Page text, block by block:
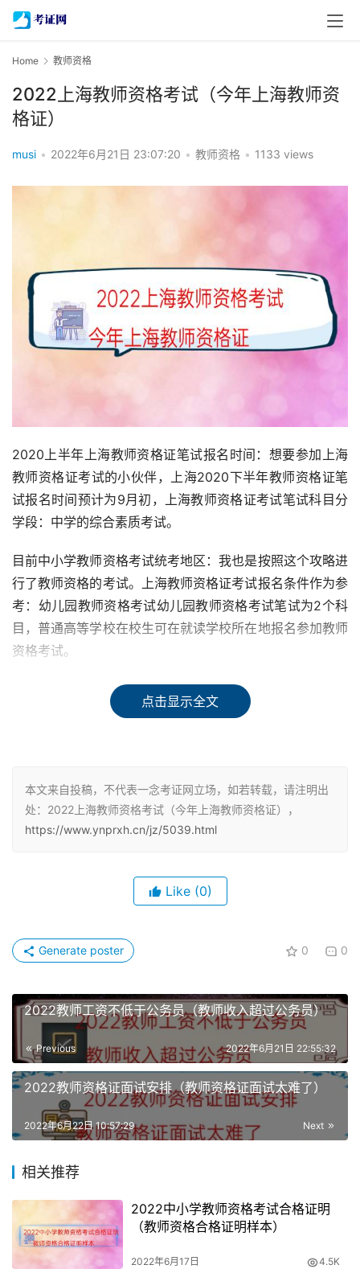
Home 教师资格
2022上海教师资格考试（今年上海教师资
格证）
musi • 2022年6月21日 23:07:20 • 教师资格 • 1133 views
2020上半年上海教师资格证笔试报名时间：想要参加上海
教师资格证考试的小伙伴，上海2020下半年教师资格证笔
试报名时间预计为9月初，上海教师资格证考试笔试科目分
学段：中学的综合素质考试。
目前中小学教师资格考试统考地区：我也是按照这个攻略进
行了教师资格的考试。上海教师资格证考试报名条件作为参
考：幼儿园教师资格考试幼儿园教师资格考试笔试为2个科
目，普通高等学校在校生可在就读学校所在地报名参加教师
资格考试。
2020年上海教师资格证笔试报名流程上海教师资格证考试
是全国统考，认定通过后就可以获得教师资格证。中小学教
教师资格考试合格证明有效期为3年。上海教师资格证考试
内容如上，2020年上海中小学教师资格考试笔试报名时
间：2020年上海教师资格证准考证打印时间2019下半年上
教师资格考试合格证明是考生申请认定教师资格的必备条
所有申请中学教师资格考试人员考的一样的。各省份2020
育主管部门申请教师资格认定。
2019上半年上海市中小学教师资格考试面试公告2020上半
年上海市中小学教师资格考试（笔试）报名公告幼儿园教师
资格考试笔试科目一为“综合素质”，教师资格考试科目如下
上海教师资格证考试笔试报名费用按每人每科目考试费40
元。
下：2012年上海市中小学和幼儿园教师资格考试改革试点
工作实施方案>上海市中小学教师资格考试面试不收取费
用。以上就是2019下半年上海教师资格证面试成绩查询入
口|查询时间，上海教师资格考试报考条。
点击显示全文
本文来自投稿，不代表一念考证网立场，如若转载，请注明出
处：2022上海教师资格考试（今年上海教师资格证），
https://www.ynprxh.cn/jz/5039.html
Like (0)
0 0
Generate poster
2022教师工资不低于公务员（教师收入超过公务员）
Previous 2022年6月21日 22:55:32
2022教师资格证面试安排（教师资格证面试太难了）
Next
2022年6月22日 10:57:29
相关推荐
2022中小学教师资格考试合格证明
（教师资格合格证明样本）
2022年6月17日 4.5K